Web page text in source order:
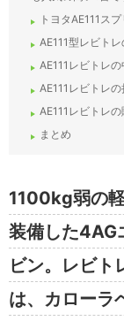
トヨタAE111ス
AE111型レビト
AE111レビトレ
AE111レビトレの
AE111レビトレ
まとめ
1100kg弱の
装備した4AG
ビン。レビト
は、カローラ